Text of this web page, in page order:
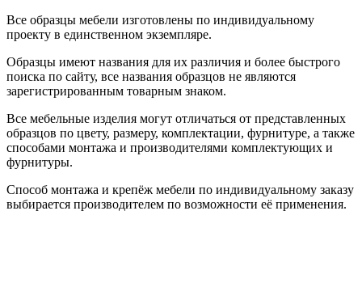
Все образцы мебели изготовлены по индивидуальному
проекту в единственном экземпляре.
Образцы имеют названия для их различия и более быстрого
поиска по сайту, все названия образцов не являются
зарегистрированным товарным знаком.
Все мебельные изделия могут отличаться от представленных
образцов по цвету, размеру, комплектации, фурнитуре, а также
способами монтажа и производителями комплектующих и
фурнитуры.
Способ монтажа и крепёж мебели по индивидуальному заказу
выбирается производителем по возможности её применения.